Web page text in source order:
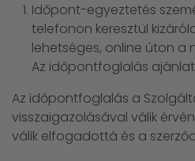
Időpont-egyeztetés
telefonon keresztül
lehetséges, online úton a
Az időpontfoglalás
Az időpontfoglalás a
visszaigazolásával válik
válik elfogadottá és a